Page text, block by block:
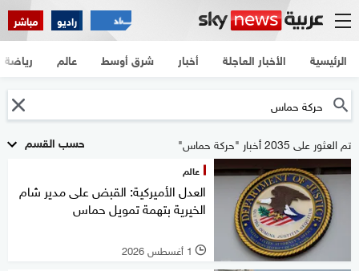
راديو مباشر
الرئيسية الأخبار العاجلة أخبار شرق أوسط عالم رياضة
حسب القسم تم العثور على 2035 أخبار "حركة حماس"
عالم
العدل الأميركية: القبض على مدير شام
الخيرية بتهمة تمويل حماس
l 1 أغسطس 2026